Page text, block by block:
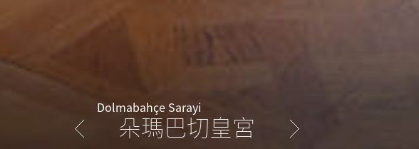
Dolmabahçe Sarayi
朵瑪巴切皇宮